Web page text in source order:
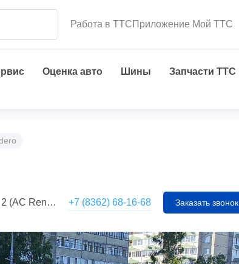
Работа в ТТСПриложение Мой ТТС
Оценка авто Шины Запчасти ТТС
Renault) +7 (8362) 68-16-68 Заказать звонок